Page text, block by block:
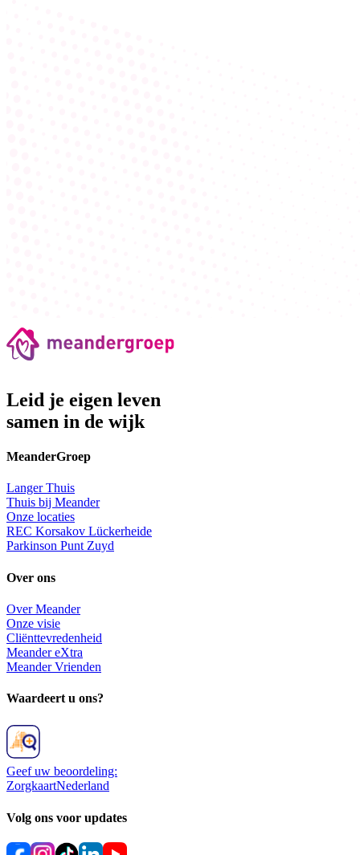
Leid je eigen leven
samen in de wijk
MeanderGroep
Langer Thuis
Thuis bij Meander
Onze locaties
REC Korsakov Lückerheide
Parkinson Punt Zuyd
Over ons
Over Meander
Onze visie
Cliënttevredenheid
Meander eXtra
Meander Vrienden
Waardeert u ons?
Geef uw beoordeling:
ZorgkaartNederland
Volg ons voor updates